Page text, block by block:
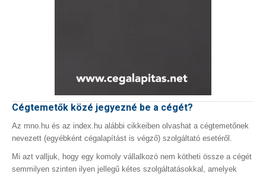
Cégtemetők közé jegyezné be a cégét?
Az mno.hu és az index.hu alábbi cikkeiben olvashat a cégtemetőnek
nevezett (egyébként cégalapítást is végző) szolgáltató esetéről.
Mi azt valljuk, hogy egy komoly vállalkozó nem kötheti össze a cégét
semmilyen szinten ilyen jellegű kétes szolgáltatásokkal, amelyek